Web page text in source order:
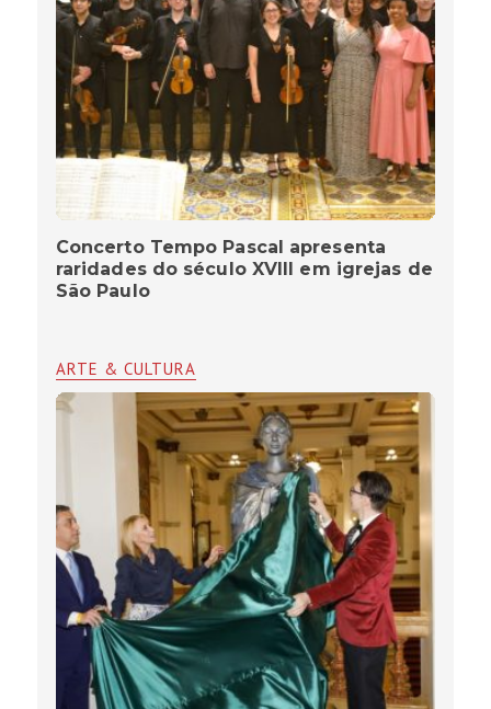
Concerto Tempo Pascal apresenta
raridades do século XVIII em igrejas de
São Paulo
ARTE & CULTURA